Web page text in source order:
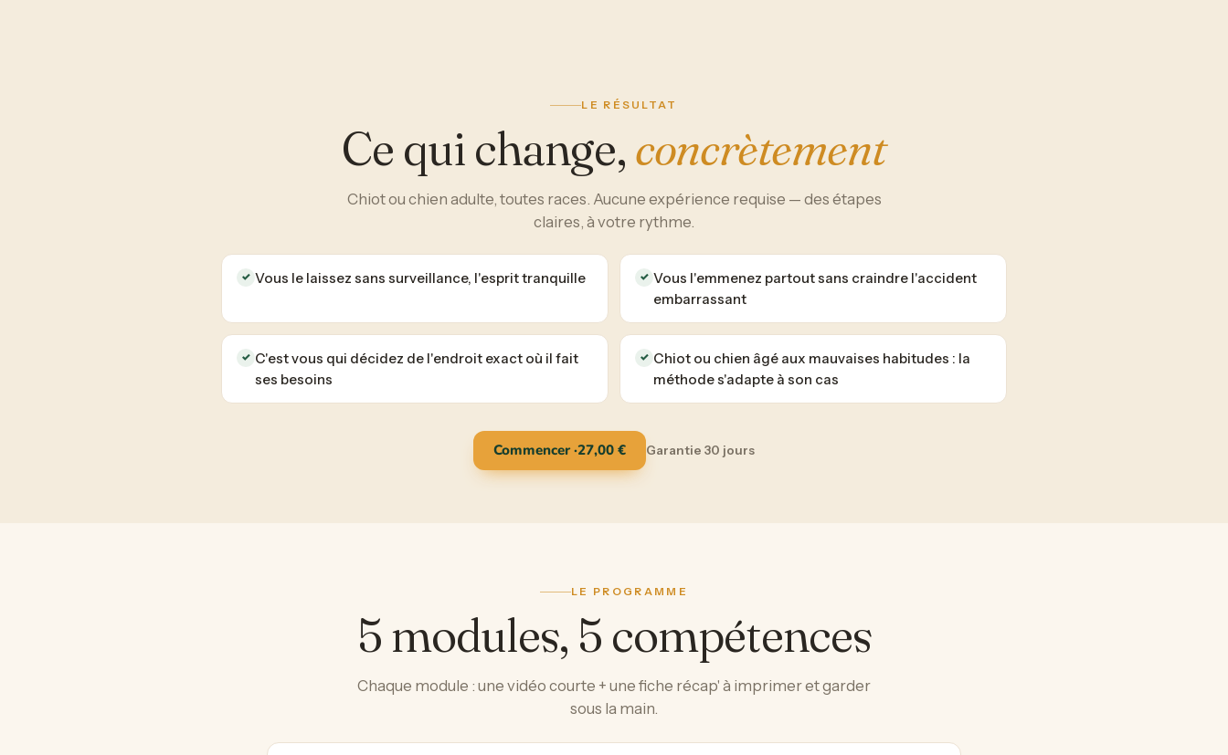
LE RÉSULTAT
Ce qui change,concrètement
Chiot ou chien adulte, toutes races. Aucune expérience requise — des étapes
claires, à votre rythme.
✓ Vous le laissez sans surveillance, l'esprit tranquille ✓ Vous l'emmenez partout sans craindre l'accident
embarrassant
✓ C'est vous qui décidez de l'endroit exact où il fait
ses besoins
✓ Chiot ou chien âgé aux mauvaises habitudes : la
méthode s'adapte à son cas
Commencer ·27,00 € Garantie 30 jours
LE PROGRAMME
5 modules, 5 compétences
Chaque module : une vidéo courte + une fiche récap' à imprimer et garder
sous la main.